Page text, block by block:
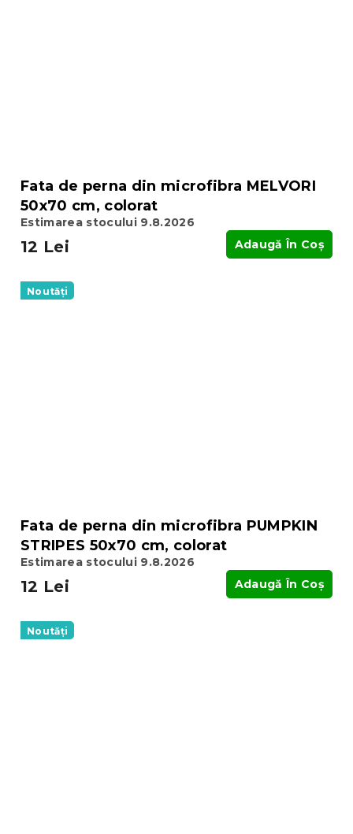
Fata de perna din microfibra MELVORI
50x70 cm, colorat
Estimarea stocului 9.8.2026
12 Lei Adaugă În Coş
Noutăți
Fata de perna din microfibra PUMPKIN
STRIPES 50x70 cm, colorat
Estimarea stocului 9.8.2026
12 Lei Adaugă În Coş
Noutăți